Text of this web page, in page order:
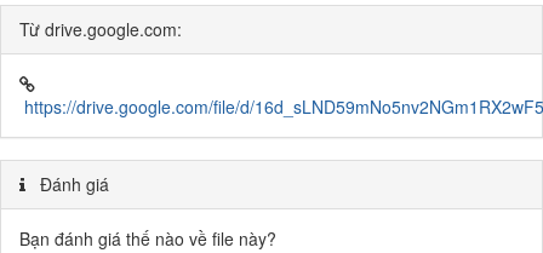
Từ drive.google.com:
https://drive.google.com/file/d/
Đánh giá
Bạn đánh giá thế nào về file này?